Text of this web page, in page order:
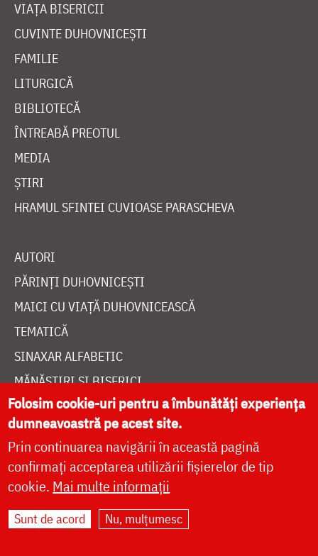
VIAȚA BISERICII
CUVINTE DUHOVNICEȘTI
FAMILIE
LITURGICĂ
BIBLIOTECĂ
ÎNTREABĂ PREOTUL
MEDIA
ȘTIRI
HRAMUL SFINTEI CUVIOASE PARASCHEVA
AUTORI
PĂRINȚI DUHOVNICEȘTI
MAICI CU VIAȚĂ DUHOVNICEASCĂ
TEMATICĂ
SINAXAR ALFABETIC
MĂNĂSTIRI ȘI BISERICI
CALENDAR ORTODOX
WIDGET DOXOLOGIA
RADIO DOXOLOGIA
Folosim cookie-uri pentru a îmbunătăți experiența
dumneavoastră pe acest site.
Prin continuarea navigării în această pagină
confirmați acceptarea utilizării fișierelor de tip
cookie. Mai multe informații
Sunt de acord Nu, mulțumesc